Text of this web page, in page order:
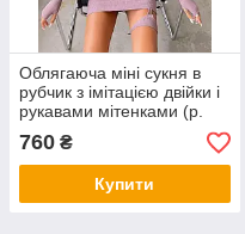
Облягаюча міні сукня в
рубчик з імітацією двійки і
рукавами мітенками (р.
42, 44) 66PL4270Е
760 ₴
Купити